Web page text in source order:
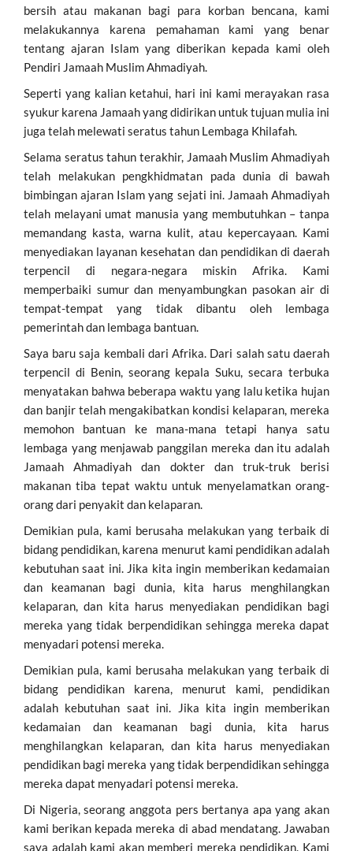
bersih atau makanan bagi para korban bencana, kami
melakukannya karena pemahaman kami yang benar
tentang ajaran Islam yang diberikan kepada kami oleh
Pendiri Jamaah Muslim Ahmadiyah.
Seperti yang kalian ketahui, hari ini kami merayakan rasa
syukur karena Jamaah yang didirikan untuk tujuan mulia ini
juga telah melewati seratus tahun Lembaga Khilafah.
Selama seratus tahun terakhir, Jamaah Muslim Ahmadiyah
telah melakukan pengkhidmatan pada dunia di bawah
bimbingan ajaran Islam yang sejati ini. Jamaah Ahmadiyah
telah melayani umat manusia yang membutuhkan – tanpa
memandang kasta, warna kulit, atau kepercayaan. Kami
menyediakan layanan kesehatan dan pendidikan di daerah
terpencil di negara-negara miskin Afrika. Kami
memperbaiki sumur dan menyambungkan pasokan air di
tempat-tempat yang tidak dibantu oleh lembaga
pemerintah dan lembaga bantuan.
Saya baru saja kembali dari Afrika. Dari salah satu daerah
terpencil di Benin, seorang kepala Suku, secara terbuka
menyatakan bahwa beberapa waktu yang lalu ketika hujan
dan banjir telah mengakibatkan kondisi kelaparan, mereka
memohon bantuan ke mana-mana tetapi hanya satu
lembaga yang menjawab panggilan mereka dan itu adalah
Jamaah Ahmadiyah dan dokter dan truk-truk berisi
makanan tiba tepat waktu untuk menyelamatkan orang-
orang dari penyakit dan kelaparan.
Demikian pula, kami berusaha melakukan yang terbaik di
bidang pendidikan, karena menurut kami pendidikan adalah
kebutuhan saat ini. Jika kita ingin memberikan kedamaian
dan keamanan bagi dunia, kita harus menghilangkan
kelaparan, dan kita harus menyediakan pendidikan bagi
mereka yang tidak berpendidikan sehingga mereka dapat
menyadari potensi mereka.
Demikian pula, kami berusaha melakukan yang terbaik di
bidang pendidikan karena, menurut kami, pendidikan
adalah kebutuhan saat ini. Jika kita ingin memberikan
kedamaian dan keamanan bagi dunia, kita harus
menghilangkan kelaparan, dan kita harus menyediakan
pendidikan bagi mereka yang tidak berpendidikan sehingga
mereka dapat menyadari potensi mereka.
Di Nigeria, seorang anggota pers bertanya apa yang akan
kami berikan kepada mereka di abad mendatang. Jawaban
saya adalah kami akan memberi mereka pendidikan. Kami